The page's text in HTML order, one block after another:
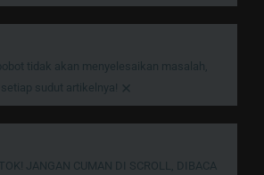
tidak akan menyelesaikan masalah,
sudut artikelnya!
×
JANGAN CUMAN DI SCROLL, DIBACA